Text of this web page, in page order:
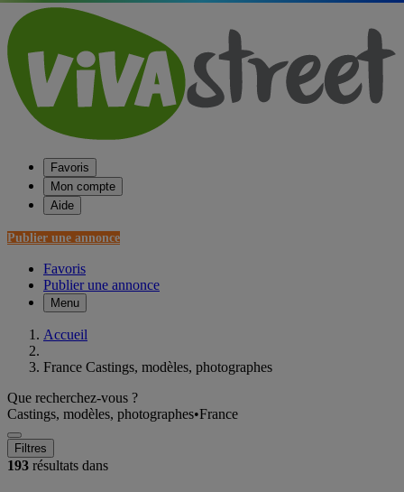
Favoris
Mon compte
Aide
Publier une annonce
Favoris
Publier une annonce
Menu
Accueil
France Castings, modèles, photographes
Que recherchez-vous ?
Castings, modèles, photographes•France
Filtres
193 résultats dans